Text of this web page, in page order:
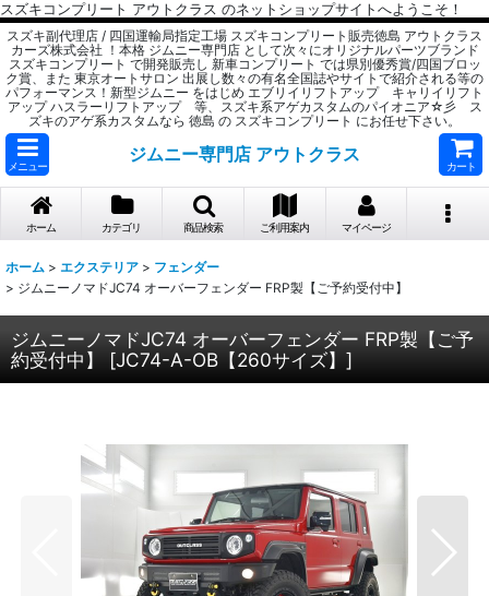
スズキコンプリート アウトクラス のネットショップサイトへようこそ！
スズキ副代理店 / 四国運輸局指定工場 スズキコンプリート販売徳島 アウトクラス
カーズ株式会社 ！本格 ジムニー専門店 として次々にオリジナルパーツブランド
スズキコンプリート で開発販売し 新車コンプリート では県別優秀賞/四国ブロッ
ク賞、また 東京オートサロン 出展し数々の有名全国誌やサイトで紹介される等の
パフォーマンス！新型ジムニー をはじめ エブリイリフトアップ キャリイリフト
アップ ハスラーリフトアップ 等、スズキ系アゲカスタムのパイオニア☆彡 ス
ズキのアゲ系カスタムなら 徳島 の スズキコンプリート にお任せ下さい。
メニュー
ジムニー専門店 アウトクラス
カート
ホーム カテゴリ 商品検索 ご利用案内 マイページ
ホーム > エクステリア > フェンダー
> ジムニーノマドJC74 オーバーフェンダー FRP製【ご予約受付中】
ジムニーノマドJC74 オーバーフェンダー FRP製【ご予
約受付中】
[JC74-A-OB【260サイズ】 ]